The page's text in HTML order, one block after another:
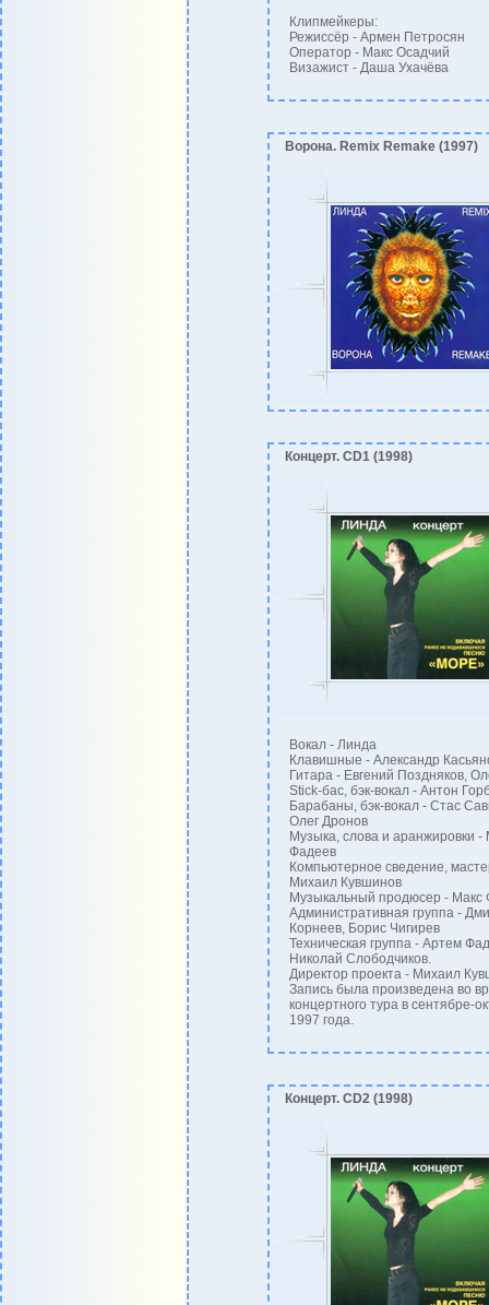
Клипмейкеры:
Режиссёр - Армен Петросян
Оператор - Макс Осадчий
Визажист - Даша Ухачёва
Ворона. Remix Remake (1997)
Концерт. CD1 (1998)
Вокал - Линда
Клавишные - Александр
Гитара - Евгений Поздняков,
Stick-бас, бэк-вокал - Антон
Барабаны, бэк-вокал - Стас
Олег Дронов
Музыка, слова и аранжировки -
Фадеев
Компьютерное сведение,
Михаил Кувшинов
Музыкальный продюсер - Макс
Административная группа -
Корнеев, Борис Чигирев
Техническая группа - Артем
Николай Слободчиков.
Директор проекта - Михаил
Запись была произведена во
концертного тура в сентябре-
1997 года.
Концерт. CD2 (1998)